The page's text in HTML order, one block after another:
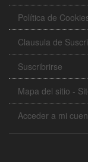
Política de
Clausula de
Suscribrirse
Mapa del sitio -
Acceder a mi